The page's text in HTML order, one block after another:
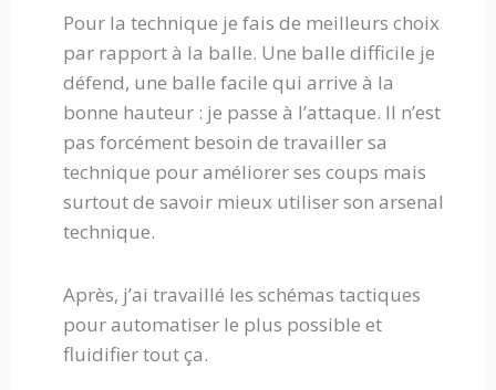
Pour la technique je fais de meilleurs choix
par rapport à la balle. Une balle difficile je
défend, une balle facile qui arrive à la
bonne hauteur : je passe à l’attaque. Il n’est
pas forcément besoin de travailler sa
technique pour améliorer ses coups mais
surtout de savoir mieux utiliser son arsenal
technique.
Après, j’ai travaillé les schémas tactiques
pour automatiser le plus possible et
fluidifier tout ça.